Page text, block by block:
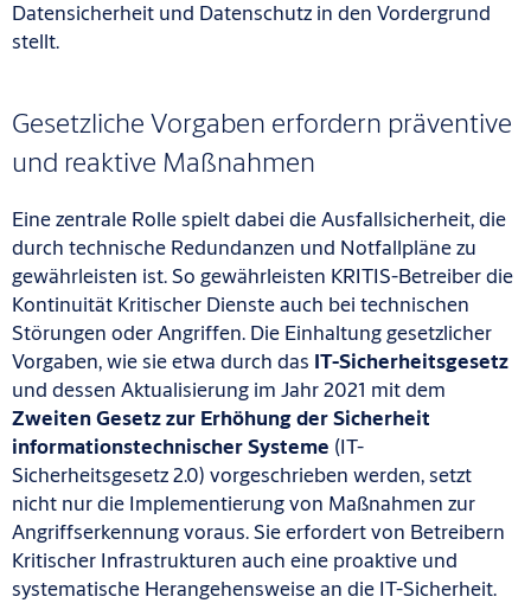
Datensicherheit und Datenschutz in den Vordergrund
stellt.
Gesetzliche Vorgaben erfordern präventive
und reaktive Maßnahmen
Eine zentrale Rolle spielt dabei die Ausfallsicherheit, die
durch technische Redundanzen und Notfallpläne zu
gewährleisten ist. So gewährleisten KRITIS-Betreiber die
Kontinuität Kritischer Dienste auch bei technischen
Störungen oder Angriffen. Die Einhaltung gesetzlicher
Vorgaben, wie sie etwa durch das IT-Sicherheitsgesetz
und dessen Aktualisierung im Jahr 2021 mit dem
Zweiten Gesetz zur Erhöhung der Sicherheit
informationstechnischer Systeme (IT-
Sicherheitsgesetz 2.0) vorgeschrieben werden, setzt
nicht nur die Implementierung von Maßnahmen zur
Angriffserkennung voraus. Sie erfordert von Betreibern
Kritischer Infrastrukturen auch eine proaktive und
systematische Herangehensweise an die IT-Sicherheit.